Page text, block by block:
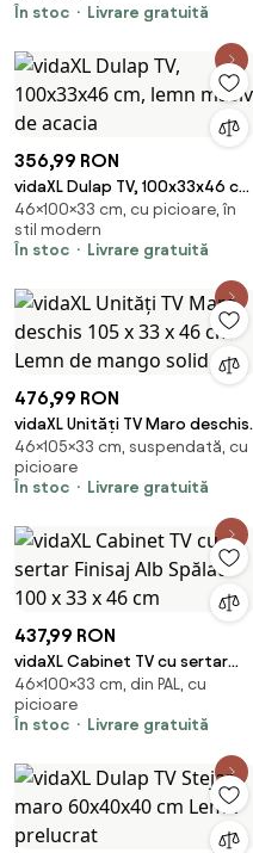
În stoc
Livrare gratuită
356,99 RON
vidaXL Dulap TV, 100x33x46 cm,
lemn masiv de acacia
46×100×33 cm, cu picioare, în
stil modern
În stoc
Livrare gratuită
476,99 RON
vidaXL Unități TV Maro deschis
105 x 33 x 46 cm Lemn de
mango solid
46×105×33 cm, suspendată, cu
picioare
În stoc
Livrare gratuită
437,99 RON
vidaXL Cabinet TV cu sertar
Finisaj Alb Spălat 100 x 33 x 46
cm
46×100×33 cm, din PAL, cu
picioare
În stoc
Livrare gratuită